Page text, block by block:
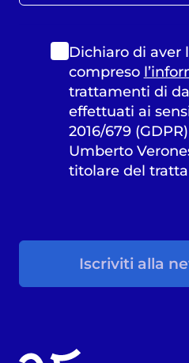
Dichiaro di aver
compreso
trattamenti di
effettuati ai sensi
2016/679
Umberto
titolare del
Iscriviti alla